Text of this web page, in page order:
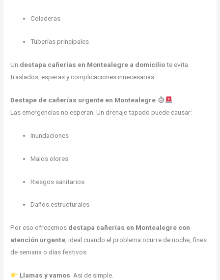
Coladeras
Tuberías principales
Un destapa cañerías en Montealegre a domiciliote evita
traslados, esperas y complicaciones innecesarias.
Destape de cañerías urgente en Montealegre
Las emergencias no esperan. Un drenaje tapado puede causar:
Inundaciones
Malos olores
Riesgos sanitarios
Daños estructurales
Por eso ofrecemos destapa cañerías en Montealegre con
atención urgente, ideal cuando el problema ocurre de noche, fines
de semana o días festivos.
Llamas y vamos . Así de simple.